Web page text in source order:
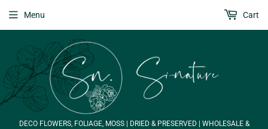
DECO FLOWERS, FOLIAGE, MOSS | DRIED & PRESERVED | WHOLESALE &
Menu Cart